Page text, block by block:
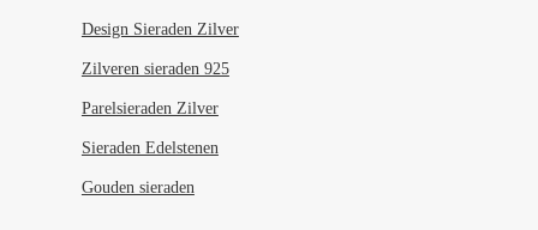
Design Sieraden Zilver
Zilveren sieraden 925
Parelsieraden Zilver
Sieraden Edelstenen
Gouden sieraden